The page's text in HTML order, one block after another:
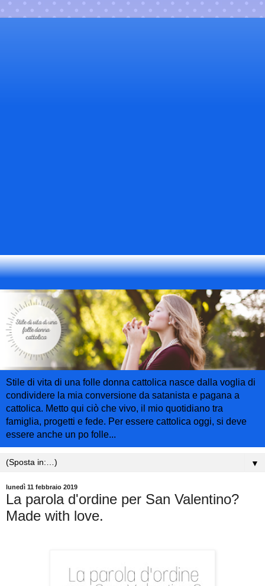
Stile di vita di una folle donna cattolica nasce dalla voglia di
condividere la mia conversione da satanista e pagana a
cattolica. Metto qui ciò che vivo, il mio quotidiano tra
famiglia, progetti e fede. Per essere cattolica oggi, si deve
essere anche un po folle...
▼
lunedì 11 febbraio 2019
La parola d'ordine per San Valentino?
Made with love.